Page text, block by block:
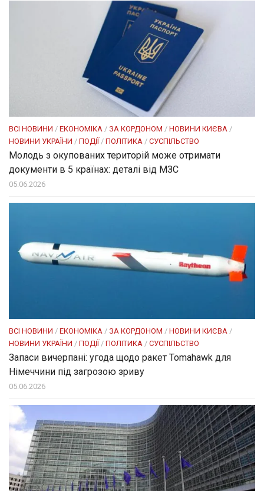
ВСІ НОВИНИ / ЕКОНОМІКА / ЗА КОРДОНОМ / НОВИНИ КИЄВА /
НОВИНИ УКРАЇНИ / ПОДІЇ / ПОЛІТИКА / СУСПІЛЬСТВО
Молодь з окупованих територій може отримати
документи в 5 країнах: деталі від МЗС
05.06.2026
ВСІ НОВИНИ / ЕКОНОМІКА / ЗА КОРДОНОМ / НОВИНИ КИЄВА /
НОВИНИ УКРАЇНИ / ПОДІЇ/ ПОЛІТИКА / СУСПІЛЬСТВО
Запаси вичерпані: угода щодо ракет Tomahawk для
Німеччини під загрозою зриву
05.06.2026